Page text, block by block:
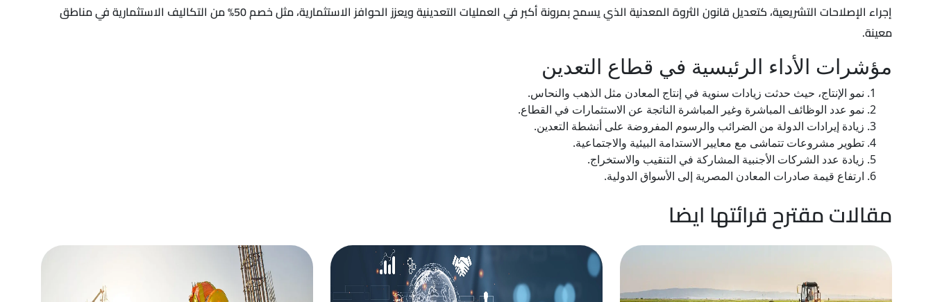
إجراء الإصلاحات التشريعية، كتعديل قانون الثروة المعدنية الذي يسمح بمرونة أكبر في العمليات التعدينية ويعزز الحوافز الاستثمارية، مثل خصم 50% من التكاليف الاستثمارية في مناطق
معينة.
مؤشرات الأداء الرئيسية في قطاع التعدين
نمو الإنتاج، حيث حدثت زيادات سنوية في إنتاج المعادن مثل الذهب والنحاس.
نمو عدد الوظائف المباشرة وغير المباشرة الناتجة عن الاستثمارات في القطاع.
زيادة إيرادات الدولة من الضرائب والرسوم المفروضة على أنشطة التعدين.
تطوير مشروعات تتماشى مع معايير الاستدامة البيئية والاجتماعية.
زيادة عدد الشركات الأجنبية المشاركة في التنقيب والاستخراج.
ارتفاع قيمة صادرات المعادن المصرية إلى الأسواق الدولية.
مقالات مقترح قرائتها ايضا